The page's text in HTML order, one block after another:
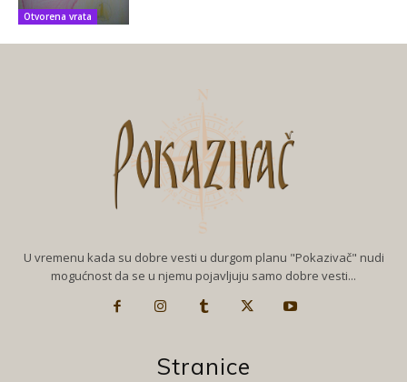
Otvorena vrata
U vremenu kada su dobre vesti u durgom planu "Pokazivač" nudi
mogućnost da se u njemu pojavljuju samo dobre vesti...
Stranice